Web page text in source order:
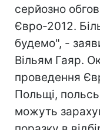
серйозно
Євро-2012.
будемо", -
Вільям Гаяр.
проведення
Польщі,
можуть